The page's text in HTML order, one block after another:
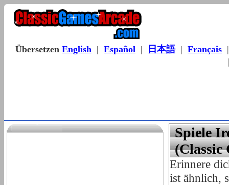
Übersetzen English | Español | 日本語| Français
Spiele
(Classic
Erinnere
ist ähnlich,